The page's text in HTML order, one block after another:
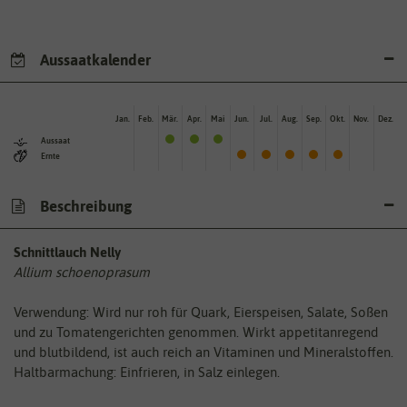
Aussaatkalender
Aussaat
Ernte
Jan. Feb. Mär. Apr. Mai Jun. Jul. Aug. Sep. Okt. Nov. Dez.
Beschreibung
Schnittlauch Nelly
Allium schoenoprasum
Verwendung: Wird nur roh für Quark, Eierspeisen, Salate, Soßen
und zu Tomatengerichten genommen. Wirkt appetitanregend
und blutbildend, ist auch reich an Vitaminen und Mineralstoffen.
Haltbarmachung: Einfrieren, in Salz einlegen.